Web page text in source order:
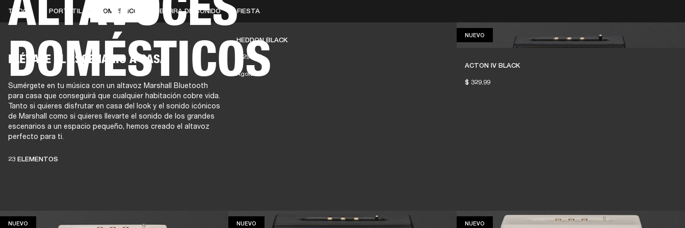
SOLUCIONES EMPRESARIALESMEMBRESÍAENCUENTRA UN DISTRIBUIDOROUTLET
AMPLIFICADORES ALTAVOCES AURICULARES
Omitir
al
chat
DOMÉSTICOS
TODOS PORTÁTIL DOMÉSTICOS BARRA DE SONIDO FIESTA
LLÉVATE EL ESCENARIO A CASA
Sumérgete en tu música con un altavoz Marshall Bluetooth
para casa que conseguirá que cualquier habitación cobre vida.
Tanto si quieres disfrutar en casa del look y el sonido icónicos
de Marshall como si quieres llevarte el sonido de los grandes
escenarios a un espacio pequeño, hemos creado el altavoz
perfecto para ti.
23 ELEMENTOS
HEDDON BLACK
$ 299.99
Agotado
NUEVO
ACTON IV BLACK
$ 329.99
NUEVO NUEVO NUEVO NUEVO NUEVO